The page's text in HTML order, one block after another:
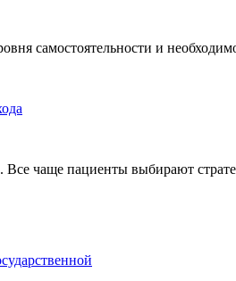
самостоятельности и
чаще пациенты выбирают